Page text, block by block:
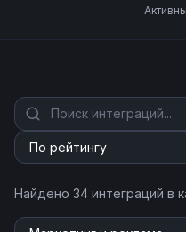
Найдено 34 интеграций в